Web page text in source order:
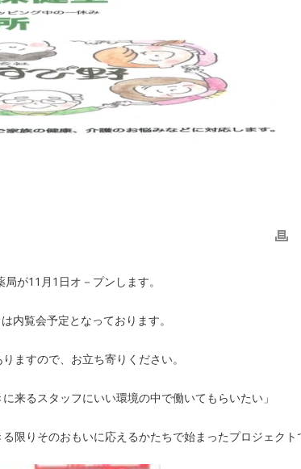
が11月1日オ－プンします。
内覧会予定となっております。
ますので、お立ち寄りください。
来るスタッフにいい環境の中で働いてもらいたい」
限りそのおもいに応えるかたちで始まったプロジェクト